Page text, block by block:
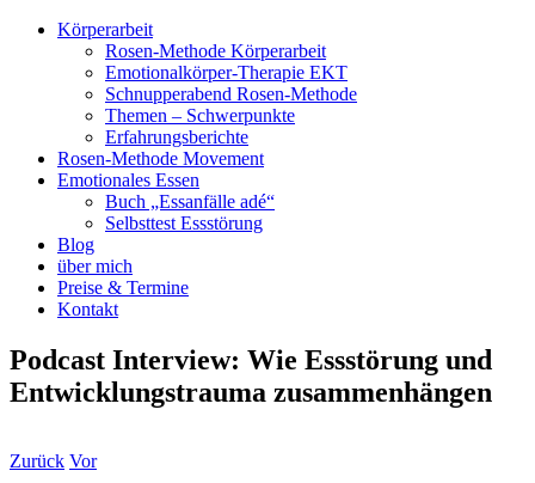
Körperarbeit
Rosen-Methode Körperarbeit
Emotionalkörper-Therapie EKT
Schnupperabend Rosen-Methode
Themen – Schwerpunkte
Erfahrungsberichte
Rosen-Methode Movement
Emotionales Essen
Buch „Essanfälle adé“
Selbsttest Essstörung
Blog
über mich
Preise & Termine
Kontakt
Podcast Interview: Wie Essstörung und
Entwicklungstrauma zusammenhängen
Zurück Vor